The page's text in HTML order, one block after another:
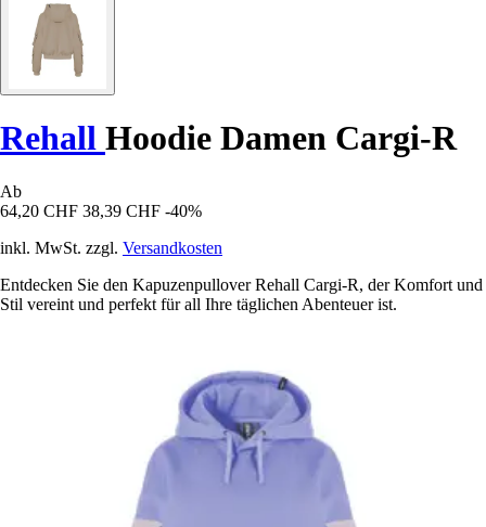
Rehall Hoodie Damen Cargi-R
Ab
64,20 CHF 38,39 CHF -40%
inkl. MwSt. zzgl. Versandkosten
Entdecken Sie den Kapuzenpullover Rehall Cargi-R, der Komfort und
Stil vereint und perfekt für all Ihre täglichen Abenteuer ist.